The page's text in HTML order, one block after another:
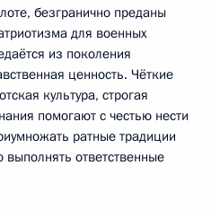
безгранично преданы
для военных
из поколения
ценность. Чёткие
культура, строгая
помогают с честью нести
ратные традиции
ответственные